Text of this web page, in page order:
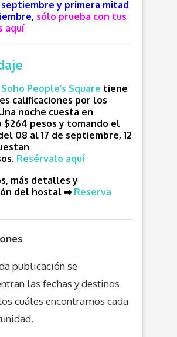
y primera mitad
sólo prueba con tus
aquí
Soho People’s Square tiene
calificaciones por los
noche cuesta en
$264 pesos y tomando el
08 al 17 de septiembre, 12
Resérvalo aquí
más detalles y
del hostal ➡ Reserva
publicación se
las fechas y destinos
cuáles encontramos cada